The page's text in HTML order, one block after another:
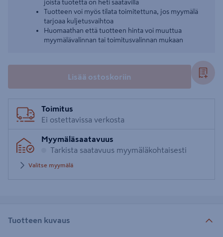
joista tuotetta on heti saatavilla
Tuotteen voi myös tilata toimitettuna, jos myymälä
tarjoaa kuljetusvaihtoa
Huomaathan että tuotteen hinta voi muuttua
myymälävalinnan tai toimitusvalinnan mukaan
Lisää ostoskoriin
Toimitus
Ei ostettavissa verkosta
Myymäläsaatavuus
Tarkista saatavuus myymäläkohtaisesti
Valitse myymälä
Tuotteen kuvaus